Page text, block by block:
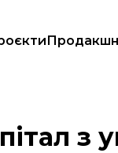
Продакшн
з